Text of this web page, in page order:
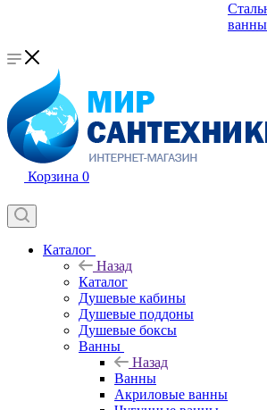
ванны
Корзина 0
Каталог
Назад
Каталог
Душевые кабины
Душевые поддоны
Душевые боксы
Ванны
Назад
Ванны
Акриловые ванны